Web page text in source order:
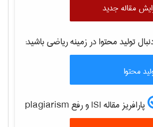
مقاله جدید
تولید محتوا در زمینهرياضیباشید:
محتوا
پارافریز مقاله ISI و رفع plagiarism